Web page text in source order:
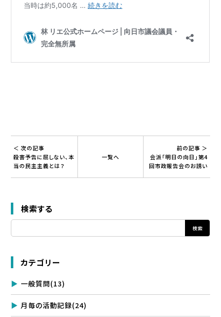
＜ 次の記事
殺害予告に屈しない、本
当の民主主義とは？
一覧へ
前の記事 ＞
会派「明日の向日」第4
回市政報告会のお誘い
検索する
カテゴリー
一般質問(13)
月毎の活動記録(24)